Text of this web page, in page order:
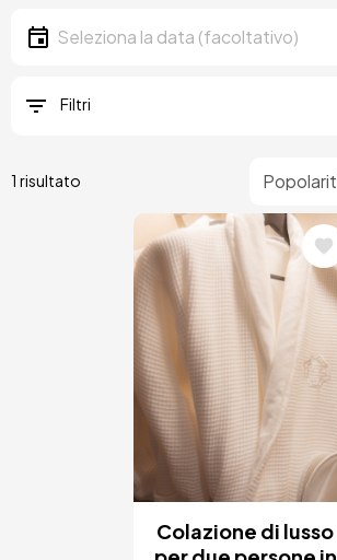
Data
Seleziona la data
Filtri
1 risultato
Immagine
Colazione di lusso